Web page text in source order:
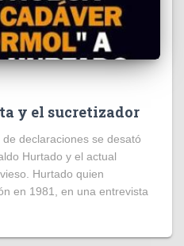
y el sucretizador
declaraciones se desató
Hurtado y el actual
Hurtado quien
en 1981, en una entrevista